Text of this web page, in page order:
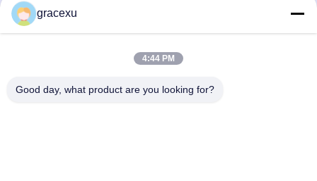
gracexu
4:44 PM
Good day, what product are you looking for?